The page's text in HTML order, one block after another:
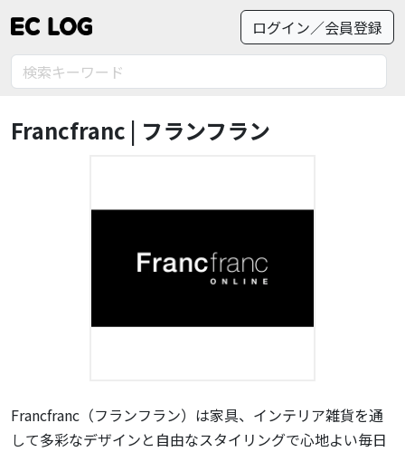
ログイン／会員登録
Francfranc | フランフラン
Francfranc（フランフラン）は家具、インテリア雑貨を通
して多彩なデザインと自由なスタイリングで心地よい毎日